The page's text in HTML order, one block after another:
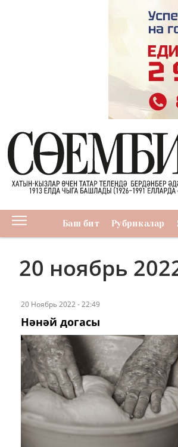
Баш бит Рубрикалар
20 ноябрь
20 Ноябрь 2022 - 22:49
Нәнәй догасы